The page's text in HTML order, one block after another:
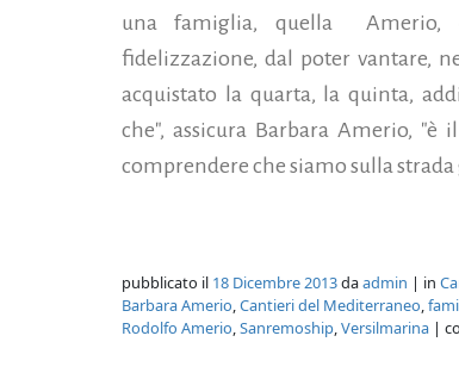
una famiglia, quella Amerio,
fidelizzazione, dal poter vantare,
acquistato la quarta, la quinta,
che", assicura Barbara Amerio, "è
comprendere che siamo sulla strada
pubblicato il 18 Dicembre 2013daadmin | in
Barbara Amerio,Cantieri del Mediterraneo,
Rodolfo Amerio,Sanremoship,Versilmarina |